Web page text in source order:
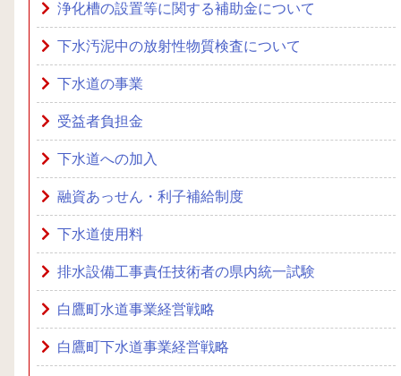
浄化槽の設置等に関する補助金について
下水汚泥中の放射性物質検査について
下水道の事業
受益者負担金
下水道への加入
融資あっせん・利子補給制度
下水道使用料
排水設備工事責任技術者の県内統一試験
白鷹町水道事業経営戦略
白鷹町下水道事業経営戦略